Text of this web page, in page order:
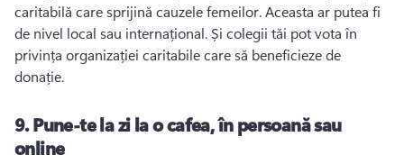
caritabilă care sprijină cauzele femeilor. Aceasta ar putea fi
de nivel local sau internațional. Și colegii tăi pot vota în
privința organizației caritabile care să beneficieze de
donație.
9.Pune-te la zi la o cafea, în persoană sau
online